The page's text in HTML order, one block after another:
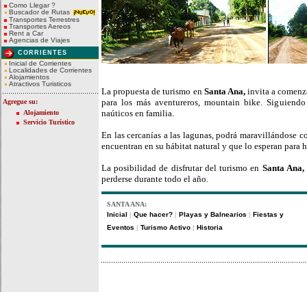
Como Llegar ?
Buscador de Rutas
Transportes Terrestres
Transportes Aereos
Rent a Car
Agencias de Viajes
CORRIENTES
Inicial de Corrientes
Localidades de Corrientes
Alojamientos
Atractivos Turisticos
Agregue su:
Alojamiento
Servicio Turístico
La propuesta de turismo enSanta Ana,invita a
para los más aventureros, mountain bike.
naúticos en familia.
En las cercanías a las lagunas, podrá maravillándose
encuentran en su hábitat natural y que lo esperan para
La posibilidad de disfrutar del turismo en Santa
perderse durante todo el año.
SANTA ANA:
Inicial
Que hacer? Playas y Balnearios
Fiestas y
Eventos
Turismo Activo Historia